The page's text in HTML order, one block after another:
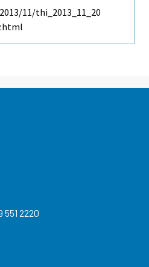
11/thi_2013_11_20
551 2220